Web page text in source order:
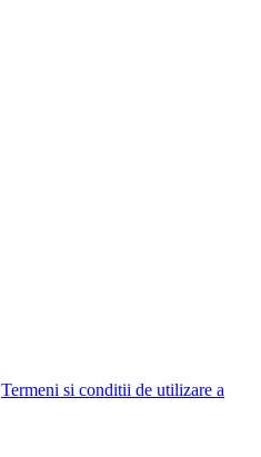
Termeni si conditii de utilizare a